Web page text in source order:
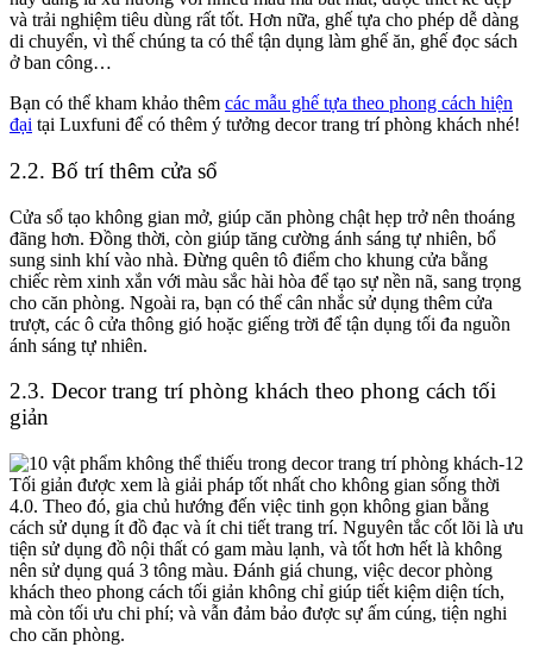
và trải nghiệm tiêu dùng rất tốt. Hơn nữa, ghế tựa cho phép dễ dàng
di chuyển, vì thế chúng ta có thể tận dụng làm ghế ăn, ghế đọc sách
ở ban công…
Bạn có thể kham khảo thêm các mẫu ghế tựa theo phong cách hiện
đại tại Luxfuni để có thêm ý tưởng decor trang trí phòng khách nhé!
2.2. Bố trí thêm cửa sổ
Cửa sổ tạo không gian mở, giúp căn phòng chật hẹp trở nên thoáng
đãng hơn. Đồng thời, còn giúp tăng cường ánh sáng tự nhiên, bổ
sung sinh khí vào nhà. Đừng quên tô điểm cho khung cửa bằng
chiếc rèm xinh xắn với màu sắc hài hòa để tạo sự nền nã, sang trọng
cho căn phòng. Ngoài ra, bạn có thể cân nhắc sử dụng thêm cửa
trượt, các ô cửa thông gió hoặc giếng trời để tận dụng tối đa nguồn
ánh sáng tự nhiên.
2.3. Decor trang trí phòng khách theo phong cách tối
giản
Tối giản được xem là giải pháp tốt nhất cho không gian sống thời
4.0. Theo đó, gia chủ hướng đến việc tinh gọn không gian bằng
cách sử dụng ít đồ đạc và ít chi tiết trang trí. Nguyên tắc cốt lõi là ưu
tiện sử dụng đồ nội thất có gam màu lạnh, và tốt hơn hết là không
nên sử dụng quá 3 tông màu. Đánh giá chung, việc decor phòng
khách theo phong cách tối giản không chỉ giúp tiết kiệm diện tích,
mà còn tối ưu chi phí; và vẫn đảm bảo được sự ấm cúng, tiện nghi
cho căn phòng.